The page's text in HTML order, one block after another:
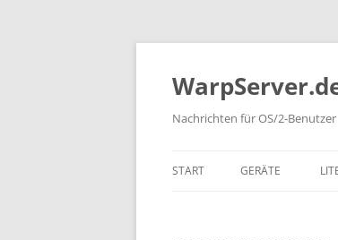
Zum
Nachrichten für OS/2-Benutzer
START GERÄTE